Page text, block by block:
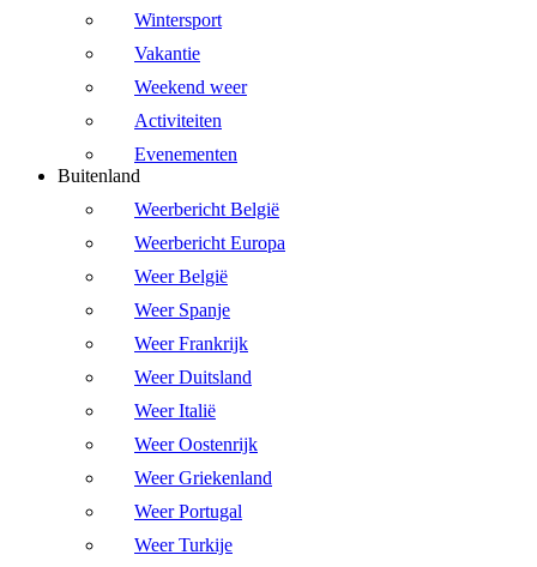
Wintersport
Vakantie
Weekend weer
Activiteiten
Evenementen
Buitenland
Weerbericht België
Weerbericht Europa
Weer België
Weer Spanje
Weer Frankrijk
Weer Duitsland
Weer Italië
Weer Oostenrijk
Weer Griekenland
Weer Portugal
Weer Turkije